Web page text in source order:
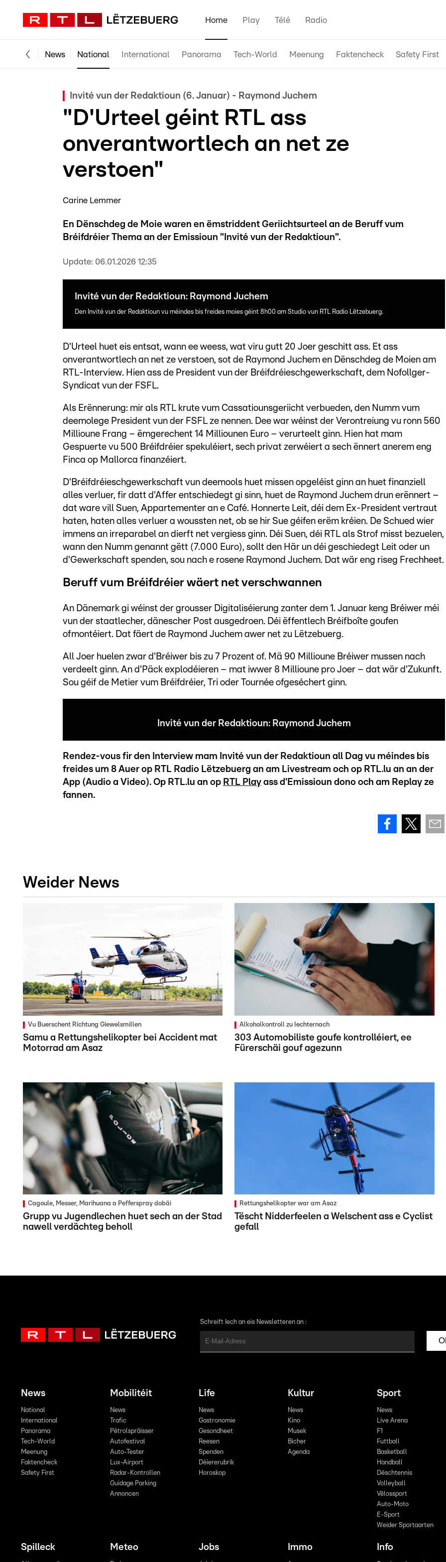
Home Play Télé Radio
News National International Panorama Tech-World Meenung Faktencheck Safety First
Invité vun der Redaktioun (6. Januar) - Raymond Juchem
"D'Urteel géint RTL ass
onverantwortlech an net ze
verstoen"
Carine Lemmer
En Dënschdeg de Moie waren en ëmstriddent Geriichtsurteel an de Beruff vum
Bréifdréier Thema an der Emissioun "Invité vun der Redaktioun".
Update: 06.01.2026 12:35
Invité vun der Redaktioun: Raymond Juchem
Den Invité vun der Redaktioun vu méindes bis freides moies géint 8h00 am Studio vun RTL Radio Lëtzebuerg.
D'Urteel huet eis entsat, wann ee weess, wat viru gutt 20 Joer geschitt ass. Et ass
onverantwortlech an net ze verstoen, sot de Raymond Juchem en Dënschdeg de Moien am
RTL-Interview. Hien ass de President vun der Bréifdréieschgewerkschaft, dem Nofollger-
Syndicat vun der FSFL.
Als Erënnerung: mir als RTL krute vum Cassatiounsgeriicht verbueden, den Numm vum
deemolege President vun der FSFL ze nennen. Dee war wéinst der Verontreiung vu ronn 560
Millioune Frang – ëmgerechent 14 Milliounen Euro – verurteelt ginn. Hien hat mam
Gespuerte vu 500 Bréifdréier spekuléiert, sech privat zerwéiert a sech ënnert anerem eng
Finca op Mallorca finanzéiert.
D'Bréifdréieschgewerkschaft vun deemools huet missen opgeléist ginn an huet finanziell
alles verluer, fir datt d'Affer entschiedegt gi sinn, huet de Raymond Juchem drun erënnert –
dat ware vill Suen, Appartementer an e Café. Honnerte Leit, déi dem Ex-President vertraut
haten, haten alles verluer a woussten net, ob se hir Sue géifen erëm kréien. De Schued wier
immens an irreparabel an dierft net vergiess ginn. Déi Suen, déi RTL als Strof misst bezuelen,
wann den Numm genannt gëtt (7.000 Euro), sollt den Här un déi geschiedegt Leit oder un
d'Gewerkschaft spenden, sou nach e rosene Raymond Juchem. Dat wär eng riseg Frechheet.
Beruff vum Bréifdréier wäert net verschwannen
An Dänemark gi wéinst der grousser Digitaliséierung zanter dem 1. Januar keng Bréiwer méi
vun der staatlecher, dänescher Post ausgedroen. Déi ëffentlech Bréifboîte goufen
ofmontéiert. Dat fäert de Raymond Juchem awer net zu Lëtzebuerg.
All Joer huelen zwar d'Bréiwer bis zu 7 Prozent of. Mä 90 Millioune Bréiwer mussen nach
verdeelt ginn. An d'Päck explodéieren – mat iwwer 8 Millioune pro Joer – dat wär d'Zukunft.
Sou géif de Metier vum Bréifdréier, Tri oder Tournée ofgeséchert ginn.
Invité vun der Redaktioun: Raymond Juchem
Rendez-vous fir den Interview mam Invité vun der Redaktioun all Dag vu méindes bis
freides um 8 Auer op RTL Radio Lëtzebuerg an am Livestream och op RTL.lu an an der
App (Audio a Video). Op RTL.lu an op RTL Play ass d'Emissioun dono och am Replay ze
fannen.
Weider News
Vu Buerschent Richtung Giewelsmillen
Samu a Rettungshelikopter bei Accident mat
Motorrad am Asaz
Alkoholkontroll zu Iechternach
303 Automobiliste goufe kontrolléiert, ee
Fürerschäi gouf agezunn
Cagoule, Messer, Marihuana a Pefferspray dobäi
Grupp vu Jugendlechen huet sech an der Stad
nawell verdächteg beholl
Rettungshelikopter war am Asaz
Tëscht Nidderfeelen a Welschent ass e Cyclist
gefall
Schreift Iech an eis Newsletteren an :
News
National
International
Panorama
Tech-World
Meenung
Faktencheck
Safety First
Mobilitéit
News
Trafic
Pëtrolspräisser
Autofestival
Auto-Tester
Lux-Airport
Radar-Kontrollen
Guidage Parking
Annoncen
Life
News
Gastronomie
Gesondheet
Reesen
Spenden
Déiererubrik
Horoskop
Kultur
News
Kino
Musek
Bicher
Agenda
Sport
News
Live Arena
F1
Futtball
Basketball
Handball
Dëschtennis
Volleyball
Vëlossport
Auto-Moto
E-Sport
Weider Sportaarten
Spilleck Meteo Jobs Immo Info